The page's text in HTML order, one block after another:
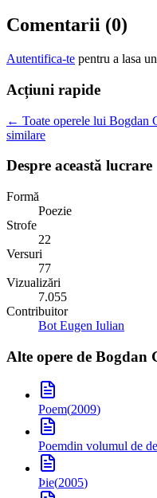
Comentarii (0)
Autentifica-te pentru a lasa
Acțiuni rapide
← Toate operele lui Bogdan
similare
Despre această lucrare
Formă
Poezie
Strofe
22
Versuri
77
Vizualizări
7.055
Contribuitor
Bot Eugen Iulian
Alte opere de Bogdan
Poem(2009)
Poemdin volumul de
Þie(2005)